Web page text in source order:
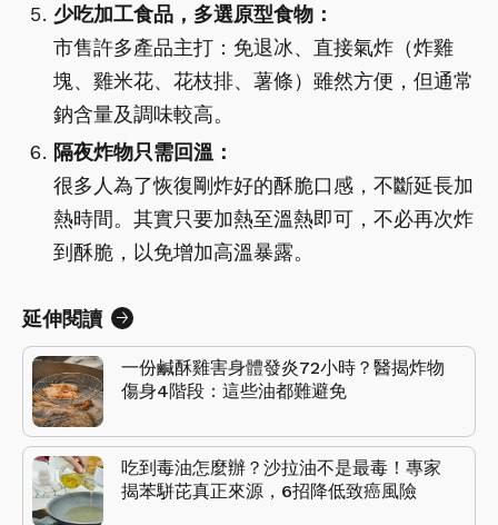
少吃加工食品，多選原型食物：
市售許多產品主打：免退冰、直接氣炸（炸雞
塊、雞米花、花枝排、薯條）雖然方便，但通常
鈉含量及調味較高。
隔夜炸物只需回溫：
很多人為了恢復剛炸好的酥脆口感，不斷延長加
熱時間。其實只要加熱至溫熱即可，不必再次炸
到酥脆，以免增加高溫暴露。
延伸閱讀
一份鹹酥雞害身體發炎72小時？醫揭炸物
傷身4階段：這些油都難避免
吃到毒油怎麼辦？沙拉油不是最毒！專家
揭苯駢芘真正來源，6招降低致癌風險